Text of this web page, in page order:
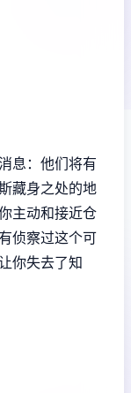
息：他们将有
藏身之处的地
主动和接近仓
侦察过这个可
你失去了知